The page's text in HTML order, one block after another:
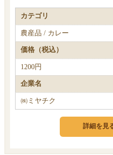
カテゴリ
農産品 / カレー
価格（税込）
1200円
企業名
㈱ミヤチク
詳細を見